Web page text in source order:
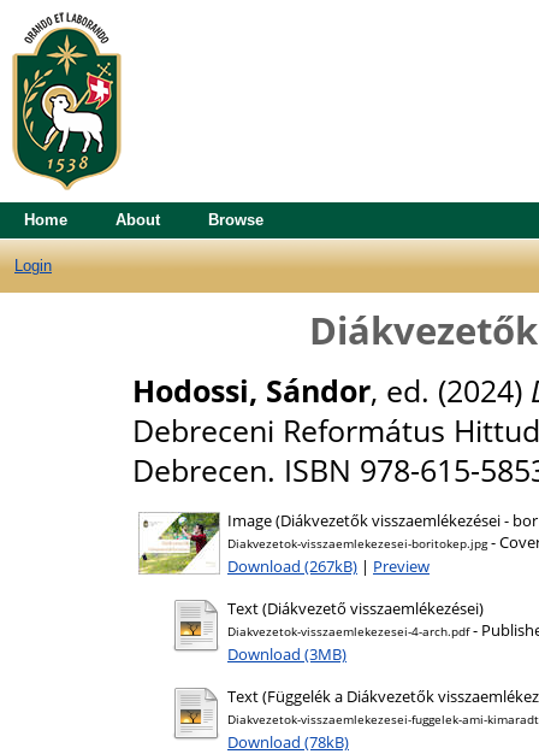
Home About Browse
Login
Hodossi, Sándor, ed. (2024)
Debreceni Református
Debrecen. ISBN 978-615-
Image (Diákvezetők visszaemlékezései -
Diakvezetok-visszaemlekezesei-boritokep.jpg-
Download (267kB) | Preview
Text (Diákvezető visszaemlékezései)
Diakvezetok-visszaemlekezesei-4-arch.pdf-
Download (3MB)
Text (Függelék a Diákvezetők
Diakvezetok-visszaemlekezesei-fuggelek-ami-
Download (78kB)